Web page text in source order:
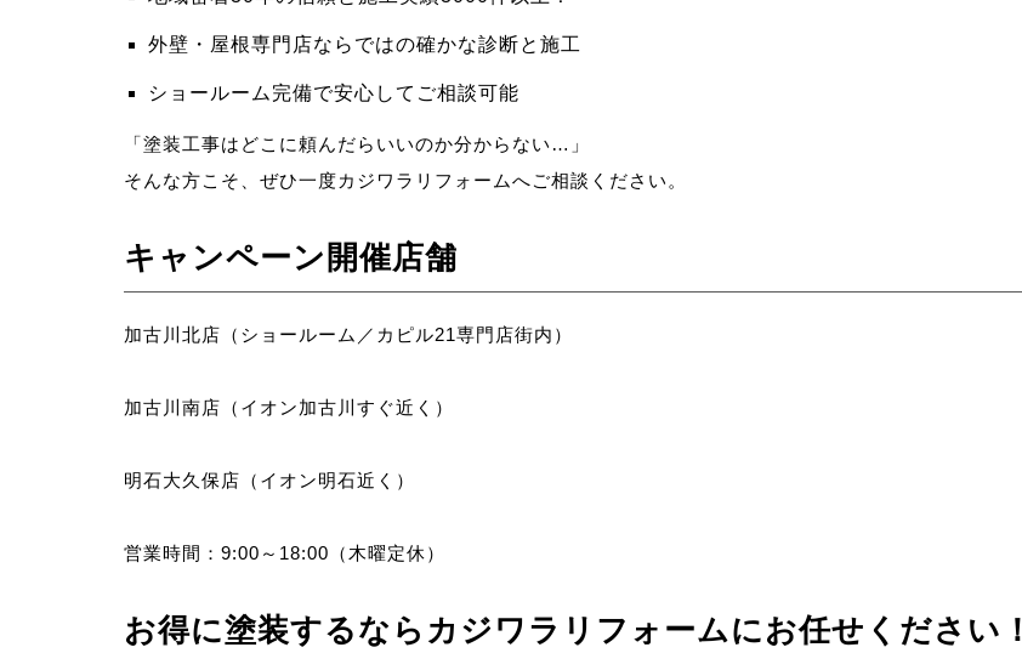
外壁・屋根専門店ならではの確かな診断と施工
ショールーム完備で安心してご相談可能
「塗装工事はどこに頼んだらいいのか分からない…」
そんな方こそ、ぜひ一度カジワラリフォームへご相談ください。
キャンペーン開催店舗
加古川北店（ショールーム／カピル21専門店街内）
加古川南店（イオン加古川すぐ近く）
明石大久保店（イオン明石近く）
営業時間：9:00～18:00（木曜定休）
お得に塗装するならカジワラリフォームにお任せください！